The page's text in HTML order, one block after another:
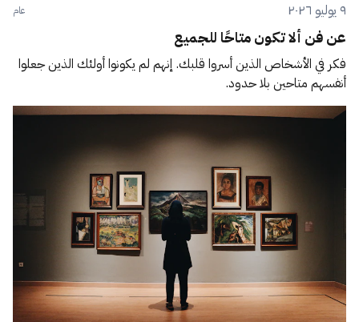
٩ يوليو ٢٠٢٦ عام
عن فن ألا تكون متاحًا للجميع
فكر في الأشخاص الذين أسروا قلبك. إنهم لم يكونوا أولئك الذين جعلوا
أنفسهم متاحين بلا حدود.